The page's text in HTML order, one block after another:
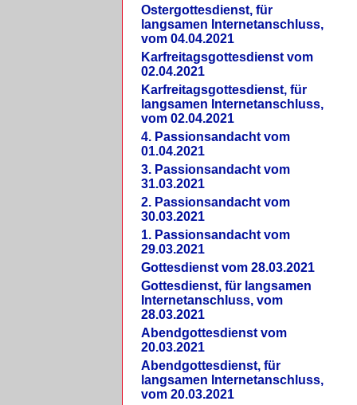
Ostergottesdienst, für
langsamen Internetanschluss,
vom 04.04.2021
Karfreitagsgottesdienst vom
02.04.2021
Karfreitagsgottesdienst, für
langsamen Internetanschluss,
vom 02.04.2021
4. Passionsandacht vom
01.04.2021
3. Passionsandacht vom
31.03.2021
2. Passionsandacht vom
30.03.2021
1. Passionsandacht vom
29.03.2021
Gottesdienst vom 28.03.2021
Gottesdienst, für langsamen
Internetanschluss, vom
28.03.2021
Abendgottesdienst vom
20.03.2021
Abendgottesdienst, für
langsamen Internetanschluss,
vom 20.03.2021